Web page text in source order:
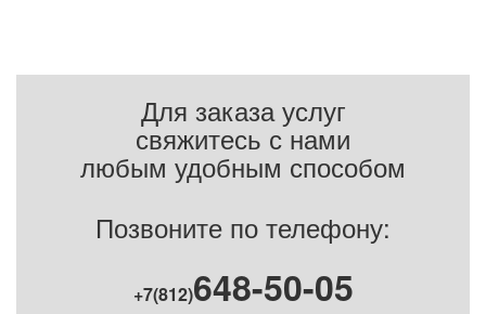
Для заказа услуг
свяжитесь с нами
любым удобным способом
Позвоните по телефону:
+7(812)648-50-05